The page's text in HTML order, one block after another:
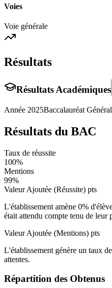
Voies
Voie générale
Résultats
Résultats Académiques
Année 2025Baccalauréat Général
Résultats du BAC
Taux de réussite
100%
Mentions
99%
Valeur Ajoutée (Réussite) pts
L'établissement amène 0%
était attendu compte tenu de leur
Valeur Ajoutée (Mentions) pts
L'établissement génère un taux
attentes.
Répartition des Obtenus